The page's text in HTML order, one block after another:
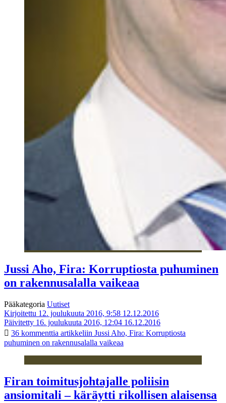
Jussi Aho, Fira: Korruptiosta puhuminen
on rakennusalalla vaikeaa
Pääkategoria Uutiset
Kirjoitettu 12. joulukuuta 2016, 9:58 12.12.2016
Päivitetty 16. joulukuuta 2016, 12:04 16.12.2016
36 kommenttia artikkeliin Jussi Aho, Fira: Korruptiosta
puhuminen on rakennusalalla vaikeaa
Firan toimitusjohtajalle poliisin
ansiomitali – käräytti rikollisen alaisensa